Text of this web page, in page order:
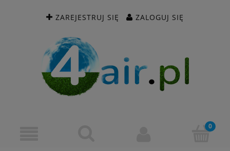
ZAREJESTRUJ SIĘ ZALOGUJ SIĘ